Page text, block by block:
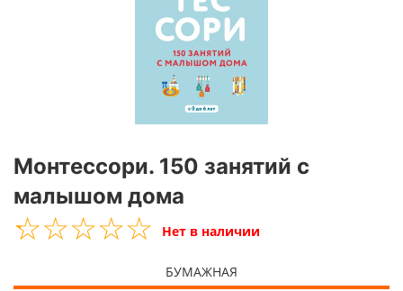
Монтессори. 150 занятий с
малышом дома
☆☆☆☆☆
★★★★★ Нет в наличии
БУМАЖНАЯ